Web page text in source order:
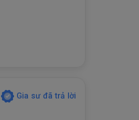
Gia sư đã trả lời